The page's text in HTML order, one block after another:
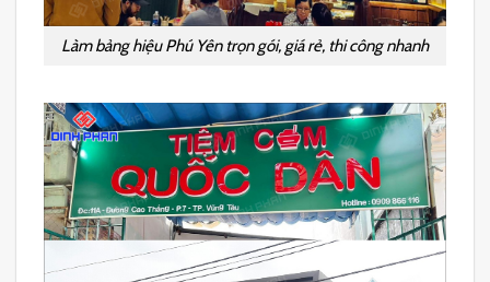
Làm bảng hiệu Phú Yên trọn gói, giá rẻ, thi công nhanh